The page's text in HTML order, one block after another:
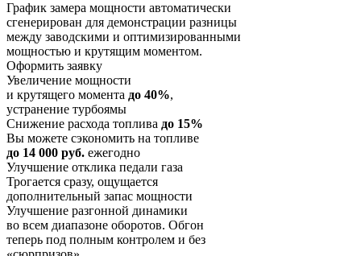
График замера мощности автоматически
сгенерирован для демонстрации разницы
между заводскими и оптимизированными
мощностью и крутящим моментом.
Оформить заявку
Увеличение мощности
и крутящего момента до 40%,
устранение турбоямы
Снижение расхода топлива до 15%
Вы можете сэкономить на топливе
до 14 000 руб. ежегодно
Улучшение отклика педали газа
Трогается сразу, ощущается
дополнительный запас мощности
Улучшение разгонной динамики
во всем диапазоне оборотов. Обгон
теперь под полным контролем и без